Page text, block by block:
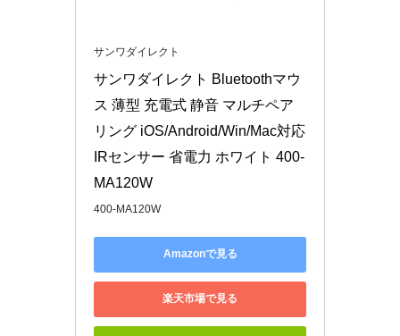
サンワダイレクト
サンワダイレクト Bluetoothマウ
ス 薄型 充電式 静音 マルチペア
リング iOS/Android/Win/Mac対応
IRセンサー 省電力 ホワイト 400-
MA120W
400-MA120W
Amazonで見る
楽天市場で見る